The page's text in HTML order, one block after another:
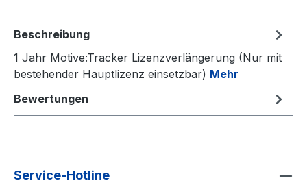
Beschreibung
1 Jahr Motive:Tracker Lizenzverlängerung (Nur mit
bestehender Hauptlizenz einsetzbar) Mehr
Bewertungen
Service-Hotline